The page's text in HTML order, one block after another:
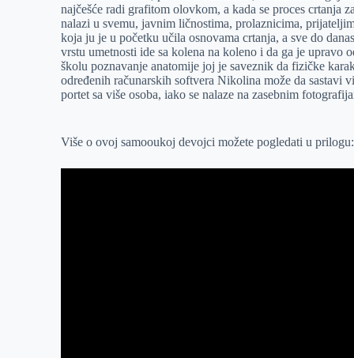
r
n
A
p
p
i
l
najčešće radi grafitom olovkom, a kada se proces crtanja
nalazi u svemu, javnim ličnostima, prolaznicima,
koja ju je u početku učila osnovama crtanja, a sve do
vrstu umetnosti ide sa kolena na koleno i da ga je upravo
školu poznavanje anatomije joj je saveznik da fizičke
određenih računarskih softvera Nikolina može da sastavi
portet sa više osoba, iako se nalaze na zasebnim
Više o ovoj samooukoj devojci možete pogledati u prilogu: